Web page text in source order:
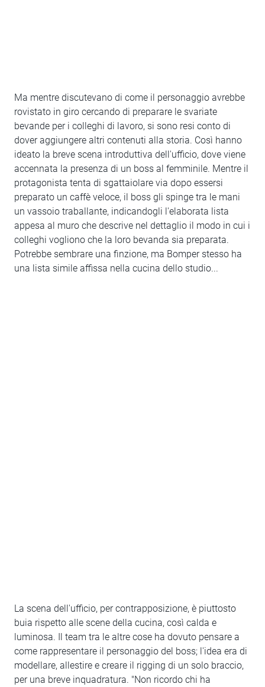
Ma mentre discutevano di come il personaggio avrebbe
rovistato in giro cercando di preparare le svariate
bevande per i colleghi di lavoro, si sono resi conto di
dover aggiungere altri contenuti alla storia. Così hanno
ideato la breve scena introduttiva dell'ufficio, dove viene
accennata la presenza di un boss al femminile. Mentre il
protagonista tenta di sgattaiolare via dopo essersi
preparato un caffè veloce, il boss gli spinge tra le mani
un vassoio traballante, indicandogli l'elaborata lista
appesa al muro che descrive nel dettaglio il modo in cui i
colleghi vogliono che la loro bevanda sia preparata.
Potrebbe sembrare una finzione, ma Bomper stesso ha
una lista simile affissa nella cucina dello studio...
La scena dell'ufficio, per contrapposizione, è piuttosto
buia rispetto alle scene della cucina, così calda e
luminosa. Il team tra le altre cose ha dovuto pensare a
come rappresentare il personaggio del boss; l'idea era di
modellare, allestire e creare il rigging di un solo braccio,
per una breve inquadratura. "Non ricordo chi ha